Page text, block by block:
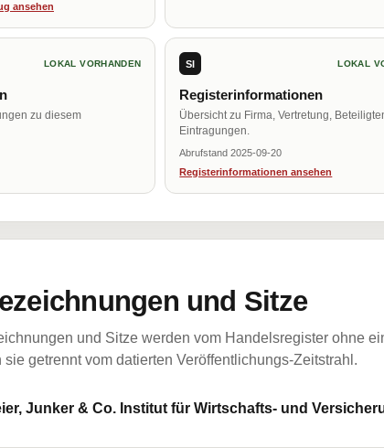
ansehen
LOKAL VORHANDEN
zu diesem
SI LOKAL
Registerinformationen
Übersicht zu Firma, Vertretung,
Eintragungen.
Abrufstand 2025-09-20
Registerinformationen ansehen
und Sitze
und Sitze werden vom Handelsregister ohne
getrennt vom datierten Veröffentlichungs-Zeitstrahl.
Junker & Co. Institut für Wirtschafts- und